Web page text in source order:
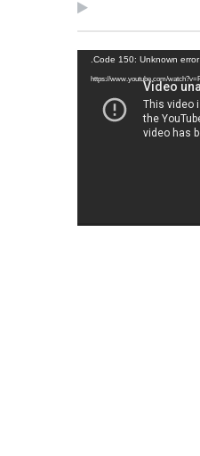
Code 150: Unknown error.